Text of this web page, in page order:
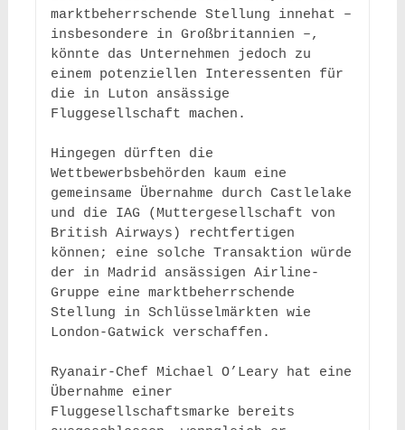
marktbeherrschende Stellung innehat –
insbesondere in Großbritannien –,
könnte das Unternehmen jedoch zu
einem potenziellen Interessenten für
die in Luton ansässige
Fluggesellschaft machen.
Hingegen dürften die
Wettbewerbsbehörden kaum eine
gemeinsame Übernahme durch Castlelake
und die IAG (Muttergesellschaft von
British Airways) rechtfertigen
können; eine solche Transaktion würde
der in Madrid ansässigen Airline-
Gruppe eine marktbeherrschende
Stellung in Schlüsselmärkten wie
London-Gatwick verschaffen.
Ryanair-Chef Michael O’Leary hat eine
Übernahme einer
Fluggesellschaftsmarke bereits